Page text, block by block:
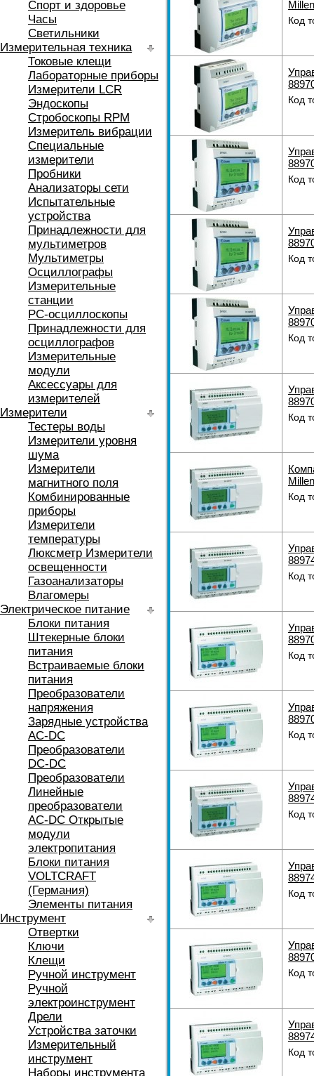
Спорт и здоровье
Часы
Светильники
Измерительная техника
Токовые клещи
Лабораторные приборы
Измерители LCR
Эндоскопы
Стробоскопы RPM
Измеритель вибрации
Специальные
измерители
Пробники
Анализаторы сети
Испытательные
устройства
Принадлежности для
мультиметров
Мультиметры
Осциллографы
Измерительные
станции
РС-осциллоскопы
Принадлежности для
осциллографов
Измерительные
модули
Аксессуары для
измерителей
Измерители
Тестеры воды
Измерители уровня
шума
Измерители
магнитного поля
Комбинированные
приборы
Измерители
температуры
Люксметр Измерители
освещенности
Газоанализаторы
Влагомеры
Электрическое питание
Блоки питания
Штекерные блоки
питания
Встраиваемые блоки
питания
Преобразователи
напряжения
Зарядные устройства
AC-DC
Преобразователи
DC-DC
Преобразователи
Линейные
преобразователи
AC-DC Открытые
модули
электропитания
Блоки питания
VOLTCRAFT
(Германия)
Элементы питания
Инструмент
Отвертки
Ключи
Клещи
Ручной инструмент
Ручной
электроинструмент
Дрели
Устройства заточки
Измерительный
инструмент
Наборы инструмента
Код
Код
Код
Код
Код
Код
Код
Код
Код
Код
Код
Код
Код
Код